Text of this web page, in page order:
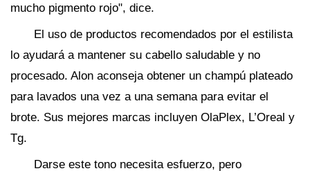
mucho pigmento rojo", dice.
El uso de productos recomendados por el estilista
lo ayudará a mantener su cabello saludable y no
procesado. Alon aconseja obtener un champú plateado
para lavados una vez a una semana para evitar el
brote. Sus mejores marcas incluyen OlaPlex, L’Oreal y
Tg.
Darse este tono necesita esfuerzo, pero